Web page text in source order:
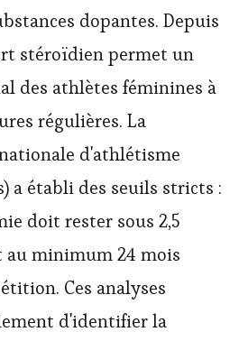
dopantes. Depuis
stéroïdien permet un
des athlètes féminines à
régulières. La
d'athlétisme
a établi des seuils stricts :
doit rester sous 2,5
minimum 24 mois
Ces analyses
d'identifier la